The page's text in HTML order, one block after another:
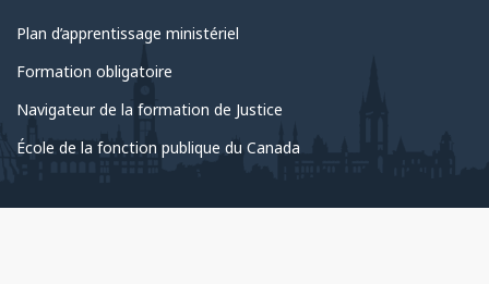
Au
sujet
du
gouvernement
Plan d’apprentissage ministériel
Formation obligatoire
Navigateur de la formation de Justice
École de la fonction publique du Canada